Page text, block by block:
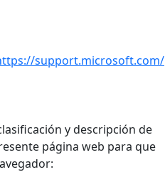
support.microsoft.com/
y descripción de
página web para que